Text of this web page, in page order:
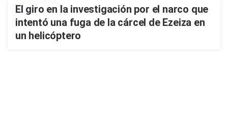
El giro en la investigación por el narco que
intentó una fuga de la cárcel de Ezeiza en
un helicóptero